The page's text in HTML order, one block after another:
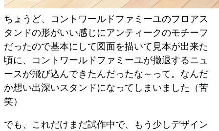
ちょうど、コントワールドファミーユのフロアス
タンドの形がいい感じにアンティークのモチーフ
だったので基本にして図面を描いて見本が出来た
頃に、コントワールドファミーユが撤退するニュ
ースが飛び込んできたんだったな～って。なんだ
か想い出深いスタンドになってしまいました（苦
笑）
でも、これだけまだ試作中で、もう少しデザイン